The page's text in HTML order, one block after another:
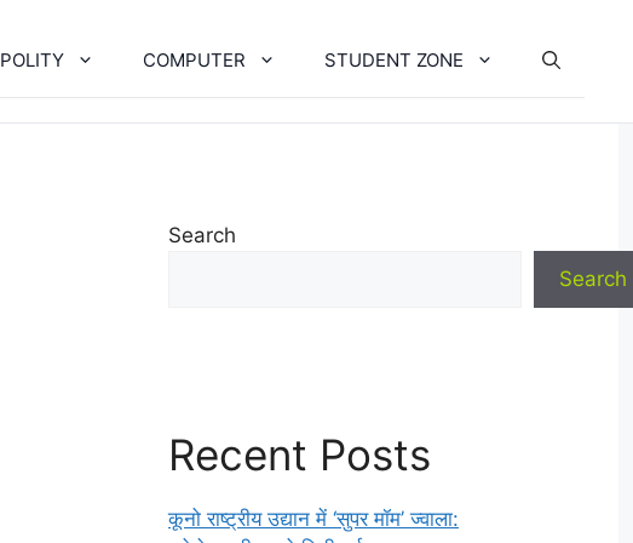
POLITY COMPUTER STUDENT ZONE
Search
Search
Recent Posts
कूनो राष्ट्रीय उद्यान में ‘सुपर मॉम’ ज्वाला: